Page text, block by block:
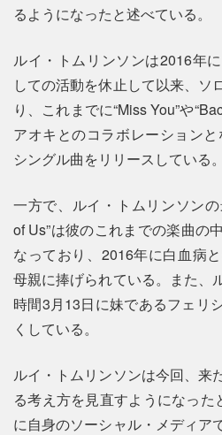
るようになったと述べている。
ルイ・トムリンソンは2016年
しての活動を休止して以来、ソ
り、これまでに“Miss You”や
アオキとのコラボレーションと
シングル曲をリリースしている。
一方で、ルイ・トムリンソン
of Us”は彼のこれまでの楽曲の
なっており、2016年に白血病
母親に捧げられている。また、
時間3月13日に妹であるフェリ
くしている。
ルイ・トムリンソンは今回、来
る考え方を見直すようになっ
に自身のソーシャル・メディア